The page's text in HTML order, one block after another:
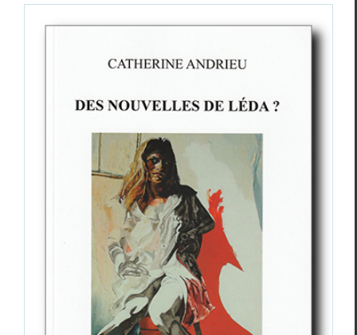
Catherine Andrieu,Des nouvelles de Léda
, Louis Savary,les mots sans fin
, Régine
Nobécourt-Seidel en Camille Sei­no­bec,
Du Fol Amour à la Grâce
Catherine Andrieu Critiques Louis Savary Régine Nobécourt-Seidel